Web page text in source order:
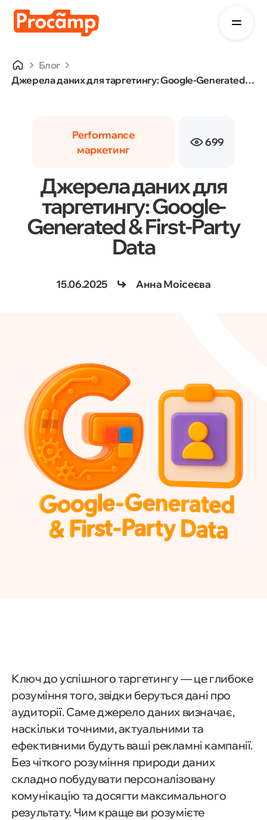
Блог
Джерела даних для таргетингу: Google-Generated & First-Party Data
Performance
маркетинг
699
Джерела даних для
таргетингу: Google-
Generated & First-Party
Data
15.06.2025 Анна Моісеєва
Ключ до успішного таргетингу — це глибоке
розуміння того, звідки беруться дані про
аудиторії. Саме джерело даних визначає,
наскільки точними, актуальними та
ефективними будуть ваші рекламні кампанії.
Без чіткого розуміння природи даних
складно побудувати персоналізовану
комунікацію та досягти максимального
результату. Чим краще ви розумієте